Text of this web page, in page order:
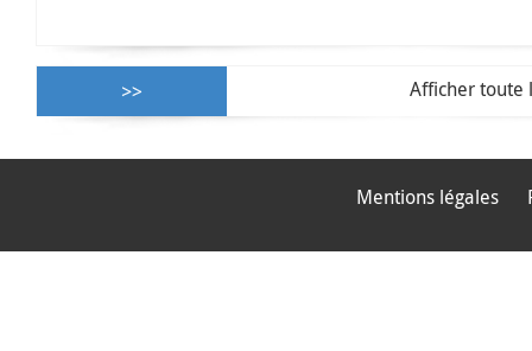
Afficher toute
Mentions légales